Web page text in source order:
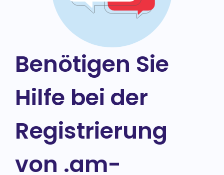
Benötigen Sie
Hilfe bei der
Registrierung
von .am-